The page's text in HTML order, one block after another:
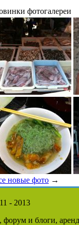
фотогалереи
новые фото →
- 2013
форум и блоги,